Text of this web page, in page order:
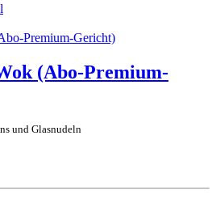
(Abo-Premium-
und Glasnudeln